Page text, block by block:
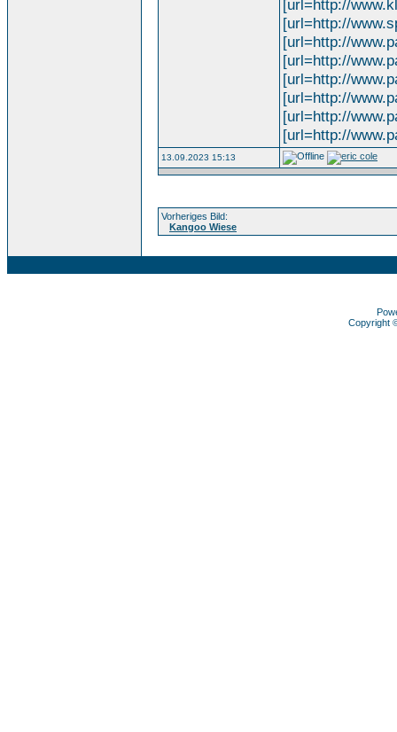
[url=http://
[url=http://
[url=http://
[url=http://
[url=http://
[url=http://
[url=http://
[url=http://
13.09.2023 15:13
Vorheriges Bild:
Kangoo Wiese
Copyright